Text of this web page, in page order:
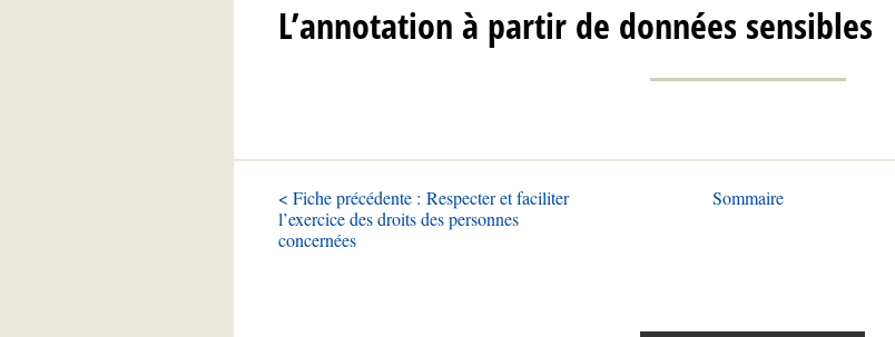
L’annotation à partir de données sensibles
< Fiche précédente : Respecter et faciliter
l’exercice des droits des personnes
concernées
Sommaire